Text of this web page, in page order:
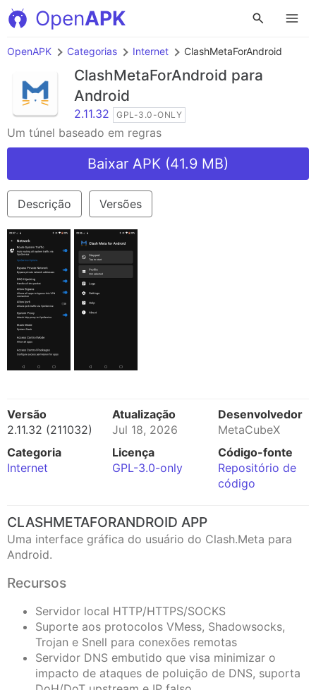
OpenAPK
OpenAPK Categorias Internet ClashMetaForAndroid
ClashMetaForAndroid para
Android
2.11.32 GPL-3.0-ONLY
Um túnel baseado em regras
Baixar APK (41.9 MB)
Descrição Versões
Versão
2.11.32 (211032)
Atualização
Jul 18, 2026
Desenvolvedor
MetaCubeX
Categoria
Internet
Licença
GPL-3.0-only
Código-fonte
Repositório de
código
CLASHMETAFORANDROID APP
Uma interface gráfica do usuário do Clash.Meta para
Android.
Recursos
Servidor local HTTP/HTTPS/SOCKS
Suporte aos protocolos VMess, Shadowsocks,
Trojan e Snell para conexões remotas
Servidor DNS embutido que visa minimizar o
impacto de ataques de poluição de DNS, suporta